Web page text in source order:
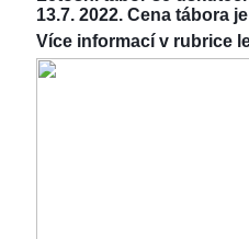
13.7. 2022. Cena tábora
Více informací v rubrice